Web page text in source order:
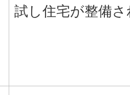
試し住宅が整備